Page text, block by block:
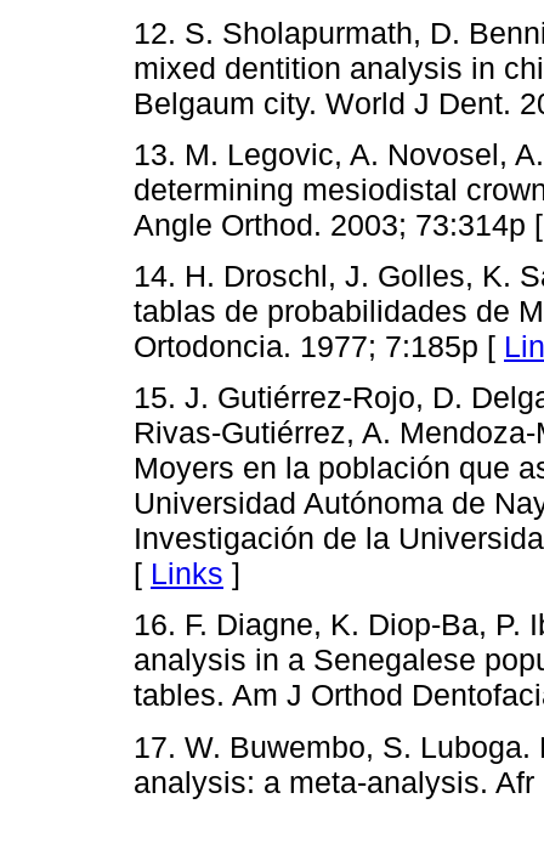
12. S. Sholapurmath, D.
mixed dentition analysis in
Belgaum city. World J Dent.
13. M. Legovic, A. Novosel,
determining mesiodistal
Angle Orthod. 2003; 73:314p
14. H. Droschl, J. Golles, K.
tablas de probabilidades de
Ortodoncia. 1977; 7:185p [
15. J. Gutiérrez-Rojo, D.
Rivas-Gutiérrez, A.
Moyers en la población que
Universidad Autónoma de
Investigación de la
[ Links ]
16. F. Diagne, K. Diop-Ba, P.
analysis in a Senegalese
tables. Am J Orthod
17. W. Buwembo, S.
analysis: a meta-analysis.